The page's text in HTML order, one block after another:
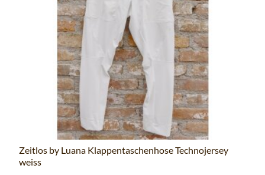
Zeitlos by Luana Klappentaschenhose Technojersey
weiss